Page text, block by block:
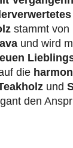
stammt von
und wird
die
und
den